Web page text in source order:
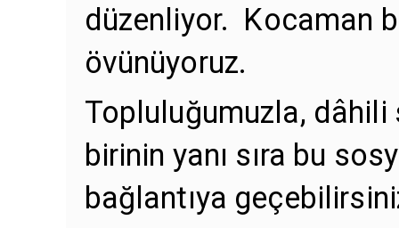
düzenliyor. Kocaman
övünüyoruz.
Topluluğumuzla,
birinin yanı sıra bu
bağlantıya